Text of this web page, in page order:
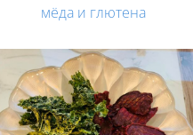
мёда и глютена